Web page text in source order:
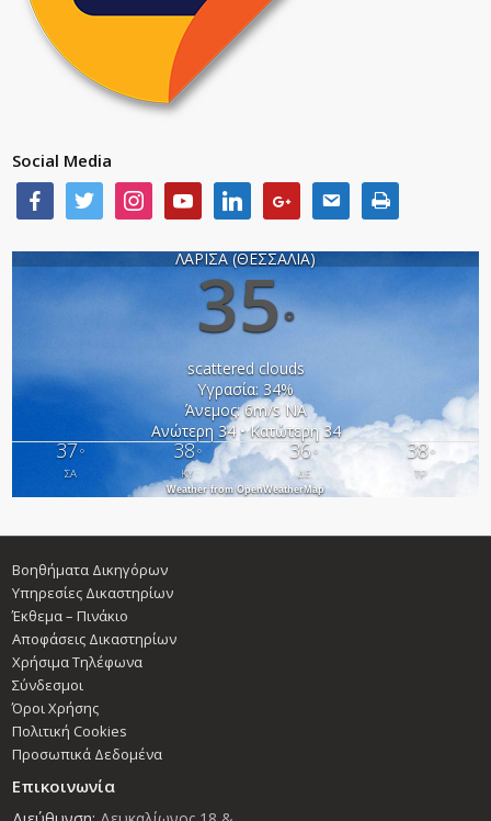
Social Media
ΛΑΡΙΣΑ (ΘΕΣΣΑΛΙΑ)
35°
scattered clouds
Υγρασία: 34%
Άνεμος: 6m/s ΝΑ
Ανώτερη 34 • Κατώτερη 34
37°
ΣΑ
38°
ΚΥ
36°
ΔΕ
38°
ΤΡ
Weather from OpenWeatherMap
Βοηθήματα Δικηγόρων
Υπηρεσίες Δικαστηρίων
Έκθεμα – Πινάκιο
Αποφάσεις Δικαστηρίων
Χρήσιμα Τηλέφωνα
Σύνδεσμοι
Όροι Χρήσης
Πολιτική Cookies
Προσωπικά Δεδομένα
Επικοινωνία